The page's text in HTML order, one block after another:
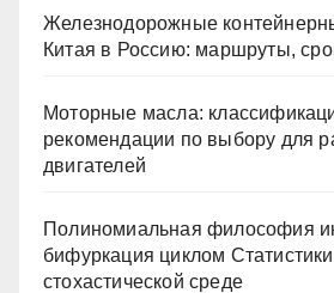
Железнодорожные
Китая в Россию: маршруты,
Моторные масла:
рекомендации по выбору для
двигателей
Полиномиальная философия
бифуркация циклом
стохастической среде